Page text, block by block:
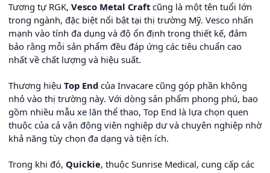
Tương tự RGK, Vesco Metal Craft cũng là một tên tuổi lớn
trong ngành, đặc biệt nổi bật tại thị trường Mỹ. Vesco nhấn
mạnh vào tính đa dụng và độ ổn định trong thiết kế, đảm
bảo rằng mỗi sản phẩm đều đáp ứng các tiêu chuẩn cao
nhất về chất lượng và hiệu suất.
Thương hiệu Top End của Invacare cũng góp phần không
nhỏ vào thị trường này. Với dòng sản phẩm phong phú, bao
gồm nhiều mẫu xe lăn thể thao, Top End là lựa chọn quen
thuộc của cả vận động viên nghiệp dư và chuyên nghiệp nhờ
khả năng tùy chọn đa dạng và tiện ích.
Trong khi đó, Quickie, thuộc Sunrise Medical, cung cấp các